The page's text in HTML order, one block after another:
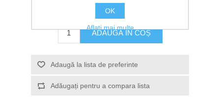
99,00 lei
OK
Aflați mai multe